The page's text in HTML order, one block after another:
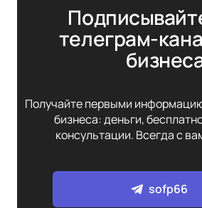
телеграм-
Получайте первыми
бизнеса: деньги,
консультации. Всегда с
sofp66